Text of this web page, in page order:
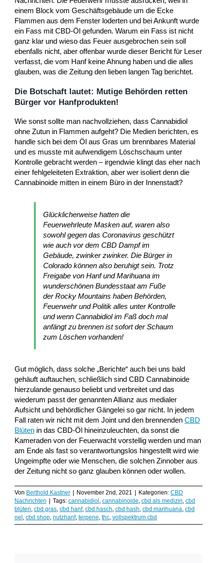
einem Block vom Geschäftsgebäude um die Ecke
Flammen aus dem Fenster loderten und bei Ankunft wurde
ein Fass mit CBD-Öl gefunden. Warum ein Fass ist nicht
ganz klar und wieso das Feuer ausgebrochen sein soll
ebenfalls nicht, aber offenbar wurde dieser Bericht für Leser
verfasst, die vom Hanf keine Ahnung haben und die alles
glauben, was die Zeitung den lieben langen Tag berichtet.
Die Botschaft lautet: Mutige Behörden retten
Bürger vor Hanfprodukten!
Wie sonst sollte man nachvollziehen, dass Cannabidiol
ohne Zutun in Flammen aufgeht? Die Medien berichten, es
handle sich bei dem Öl aus Gras um brennbares Material
und es musste mit aufwendigem Löschschaum unter
Kontrolle gebracht werden – irgendwie klingt das eher nach
einer fehlgeleiteten Extraktion, aber wer isoliert denn die
Cannabinoide mitten in einem Büro in der Innenstadt?
Glücklicherweise hatten die
Feuerwehrleute Masken auf, waren also
sowohl gegen das Coronavirus geschützt
wie auch vor dem CBD Dampf im
Gebäude, zwinker zwinker. Die Bürger in
Colorado können also beruhigt sein. Trotz
Freigabe von Hanf und Marihuana im
wunderschönen Bundesstaat am Fuße
der Rocky Mountains haben Behörden,
Feuerwehr und Politik alles unter Kontrolle
und wenn Cannabidiol im Faß doch mal
anfängt zu brennen ist sofort der Schaum
zum Löschen vorhanden!
Gut möglich, dass solche „Berichte“ auch bei uns bald
gehäuft auftauchen, schließlich sind CBD Cannabinoide
hierzulande genauso beliebt und verbreitet und das
wiederum passt der genannten Allianz aus medialer
Aufsicht und behördlicher Gängelei so gar nicht. In jedem
Fall raten wir nicht mit dem Joint und den brennenden CBD
Blüten in das CBD-Öl hineinzuleuchten, da sonst die
Kameraden von der Feuerwacht vorstellig werden und man
am Ende als fast so verantwortungslos hingestellt wird wie
Ungeimpfte oder wie Menschen, die solchen Zinnober aus
der Zeitung nicht so ganz glauben können oder wollen.
Von Berthold Kastner | November 2nd, 2021 | Kategorien: CBD
Nachrichten | Tags: cannabidiol, cannabinoide, cbd als medizin, cbd
blüten, cbd gras, cbd hanf, cbd hasch, cbd hash, cbd marihuana, cbd
oel, cbd shop, nutzhanf, terpene, thc, vollspektrum cbd